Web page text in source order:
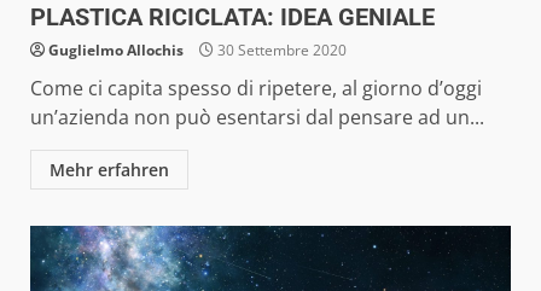
PLASTICA RICICLATA: IDEA GENIALE
Guglielmo Allochis 30 Settembre 2020
Come ci capita spesso di ripetere, al giorno d’oggi
un’azienda non può esentarsi dal pensare ad un...
Mehr erfahren